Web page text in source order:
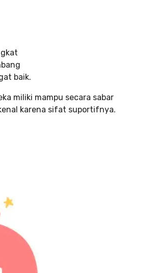
baik.
miliki mampu secara sabar
karena sifat suportifnya.